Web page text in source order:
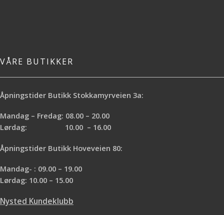
VÅRE BUTIKKER
Åpningstider Butikk Stokkamyrveien 3a:
Mandag – Fredag: 08.00 – 20.00
Lørdag: 10.00 – 16.00
Åpningstider Butikk Hoveveien 80:
Mandag- : 09.00 – 19.00
Lørdag: 10.00 – 15.00
Nysted Kundeklubb